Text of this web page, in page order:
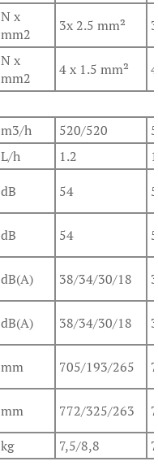
N x
mm2
3x 2.5 mm²
N x
mm2
4 x 1.5 mm²
m3/h 520/520
L/h 1.2
dB 54
dB 54
dB(A) 38/34/30/18
dB(A) 38/34/30/18
mm 705/193/265
mm 772/325/263
kg 7,5/8,8